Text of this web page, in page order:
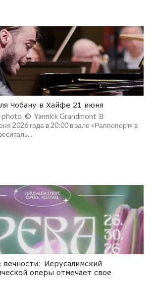
Чобану в Хайфе 21 июня
photo © Yannick Grandmont В
2026 года в 20:00 в зале «Раппопорт» в
вечности: Иерусалимский
оперы отмечает свое